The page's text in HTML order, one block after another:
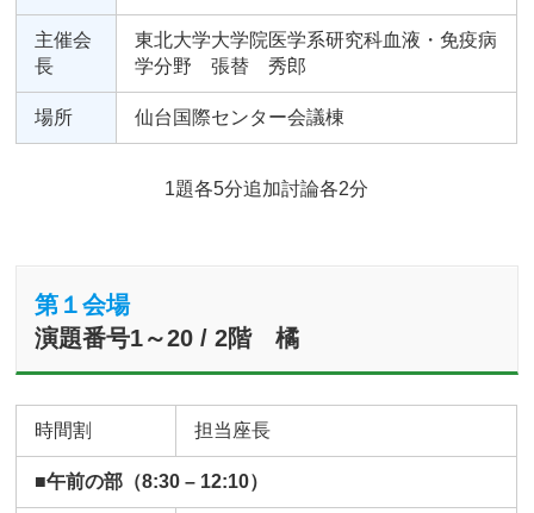
主催会
長
東北大学大学院医学系研究科血液・免疫病
学分野 張替 秀郎
場所 仙台国際センター会議棟
1題各5分追加討論各2分
第１会場
演題番号1～20 / 2階 橘
時間割 担当座長
■午前の部（8:30 – 12:10）